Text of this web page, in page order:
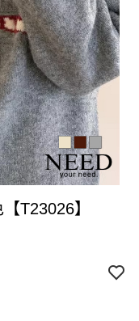
T23026】